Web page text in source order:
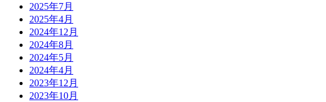
2025年7月
2025年4月
2024年12月
2024年8月
2024年5月
2024年4月
2023年12月
2023年10月